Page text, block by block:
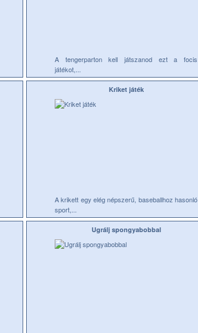
A tengerparton kell játszanod ezt a focis
játékot,...
Kriket játék
A krikett egy elég népszerű, baseballhoz hasonló
sport,...
Ugrálj spongyabobbal